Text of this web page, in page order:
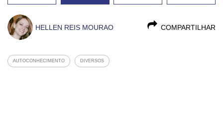
COMPARTILHAR
HELLEN REIS MOURAO
AUTOCONHECIMENTO DIVERSOS